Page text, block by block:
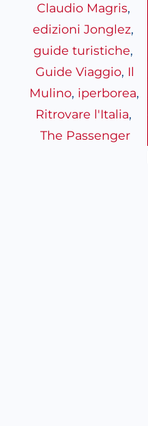
Claudio Magris
edizioni Jonglez
guide turistiche
Guide Viaggio, Il
Mulino, iperborea
Ritrovare l'Italia
The Passenger